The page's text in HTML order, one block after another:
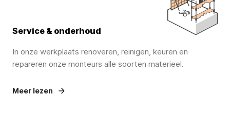
Service & onderhoud
In onze werkplaats renoveren, reinigen, keuren en
repareren onze monteurs alle soorten materieel.
Meer lezen